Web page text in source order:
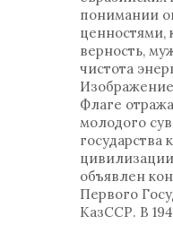
понимании
ценностями,
верность,
чистота
Флаге
молодого
государства
объявлен
Первого
КазССР. В